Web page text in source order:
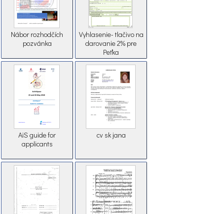
Nábor rozhodčích
pozvánka
Vyhlasenie- tlačivo na
darovanie 2% pre
Peťka
AiS guide for
applicants
cv sk jana